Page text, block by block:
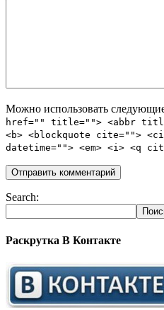
Можно использовать
href="" title=""> <abbr
<b> <blockquote cite="">
datetime=""> <em> <i> <q
Search:
Раскрутка В Контакте